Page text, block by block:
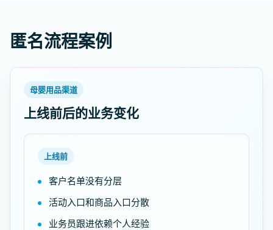
匿名流程案例
母婴用品渠道
上线前后的业务变化
上线前
客户名单没有分层
活动入口和商品入口分散
业务员跟进依赖个人经验